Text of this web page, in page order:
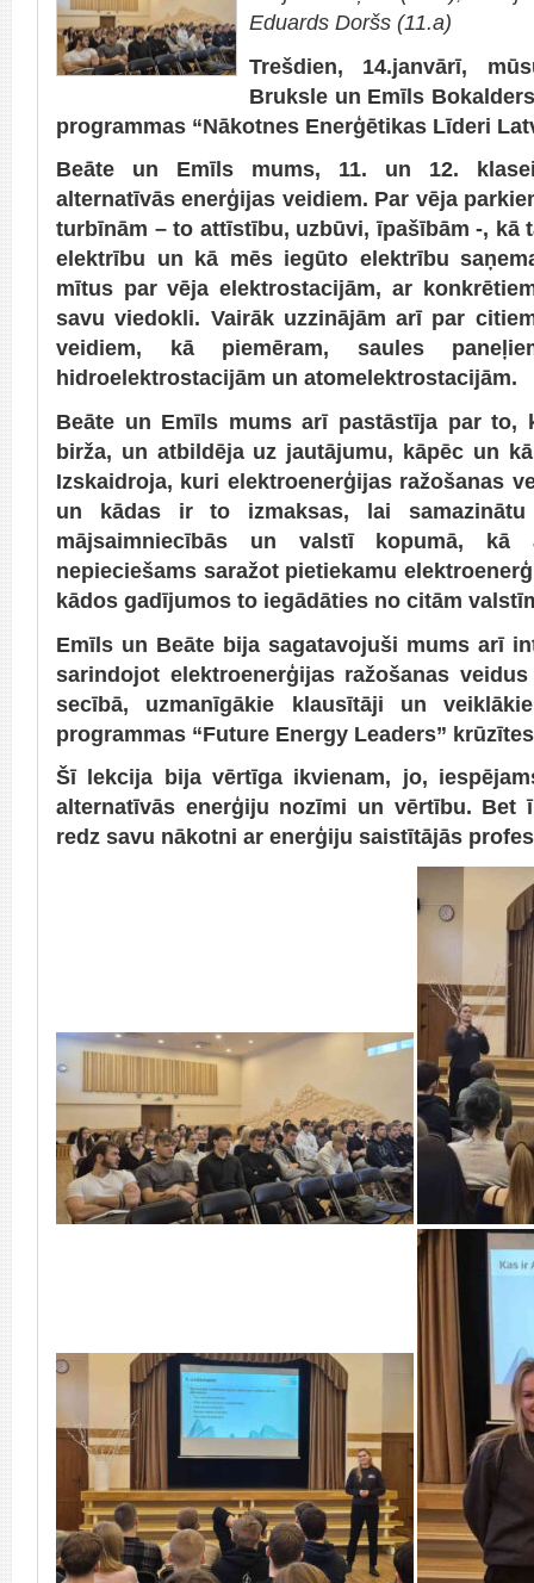
Eduards Doršs (11.a)
Trešdien, 14.janvārī,
Bruksle un Emīls
programmas “Nākotnes Enerģētikas Līderi
Beāte un Emīls mums, 11. un 12.
alternatīvās enerģijas veidiem. Par vēja
turbīnām – to attīstību, uzbūvi, īpašībām -, kā
elektrību un kā mēs iegūto elektrību
mītus par vēja elektrostacijām, ar
savu viedokli. Vairāk uzzinājām arī par
veidiem, kā piemēram, saules
hidroelektrostacijām un atomelektrostacijām.
Beāte un Emīls mums arī pastāstīja par to,
birža, un atbildēja uz jautājumu, kāpēc un
Izskaidroja, kuri elektroenerģijas ražošanas
un kādas ir to izmaksas, lai samazinātu
mājsaimniecībās un valstī kopumā,
nepieciešams saražot pietiekamu
kādos gadījumos to iegādāties no citām
Emīls un Beāte bija sagatavojuši mums arī
sarindojot elektroenerģijas ražošanas
secībā, uzmanīgākie klausītāji un
programmas “Future Energy Leaders”
Šī lekcija bija vērtīga ikvienam, jo,
alternatīvās enerģiju nozīmi un vērtību. Bet
redz savu nākotni ar enerģiju saistītājās